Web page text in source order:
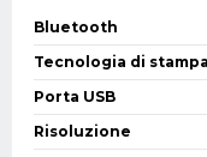
Bluetooth
Tecnologia di stampa
Porta USB
Risoluzione